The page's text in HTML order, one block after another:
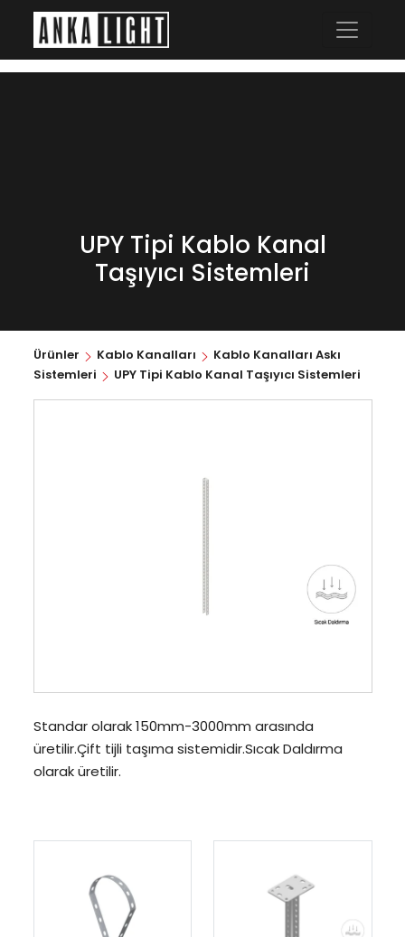
UPY Tipi Kablo Kanal
Taşıyıcı Sistemleri
Ürünler Kablo Kanalları
Kablo Kanalları Askı
Sistemleri
UPY Tipi Kablo Kanal Taşıyıcı Sistemleri
Standar olarak 150mm-3000mm arasında
üretilir.Çift tijli taşıma sistemidir.Sıcak Daldırma
olarak üretilir.